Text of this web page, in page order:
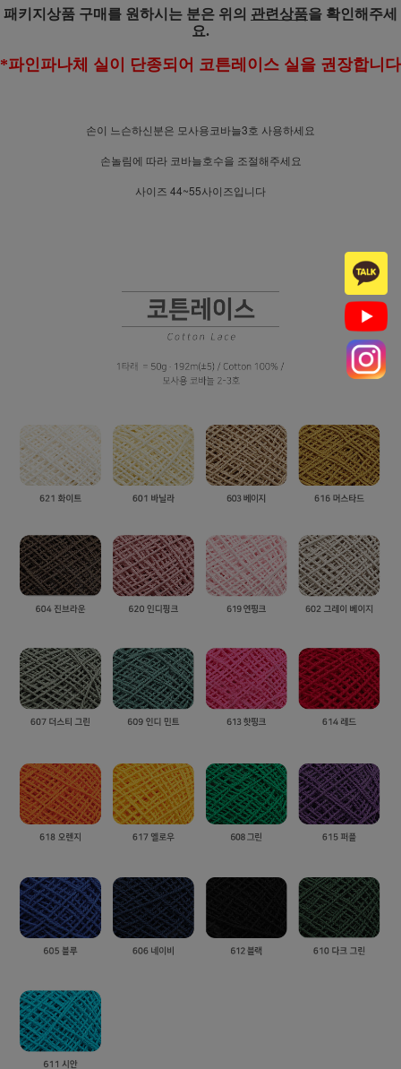
패키지상품 구매를 원하시는 분은 위의 관련상품을 확인해주세
요.
*파인파나체 실이 단종되어 코튼레이스 실을 권장합니다
손이 느슨하신분은 모사용코바늘3호 사용하세요
손놀림에 따라 코바늘호수을 조절해주세요
사이즈 44~55사이즈입니다